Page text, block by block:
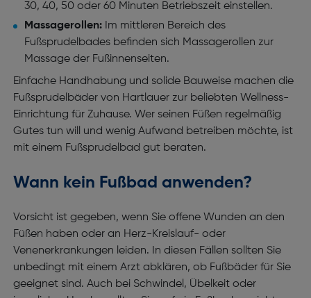
30, 40, 50 oder 60 Minuten Betriebszeit einstellen.
Massagerollen:Im mittleren Bereich des
Fußsprudelbades befinden sich Massagerollen zur
Massage der Fußinnenseiten.
Einfache Handhabung und solide Bauweise machen die
Fußsprudelbäder von Hartlauer zur beliebten Wellness-
Einrichtung für Zuhause. Wer seinen Füßen regelmäßig
Gutes tun will und wenig Aufwand betreiben möchte, ist
mit einem Fußsprudelbad gut beraten.
Wann kein Fußbad anwenden?
Vorsicht ist gegeben, wenn Sie offene Wunden an den
Füßen haben oder an Herz-Kreislauf- oder
Venenerkrankungen leiden. In diesen Fällen sollten Sie
unbedingt mit einem Arzt abklären, ob Fußbäder für Sie
geeignet sind. Auch bei Schwindel, Übelkeit oder